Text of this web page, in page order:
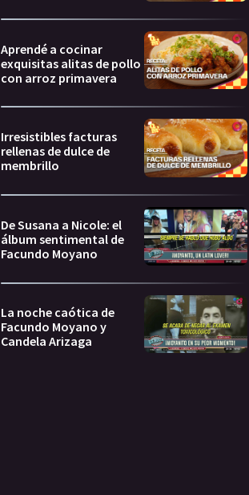
Aprendé a cocinar
exquisitas alitas de pollo
con arroz primavera
Irresistibles facturas
rellenas de dulce de
membrillo
De Susana a Nicole: el
álbum sentimental de
Facundo Moyano
La noche caótica de
Facundo Moyano y
Candela Arizaga